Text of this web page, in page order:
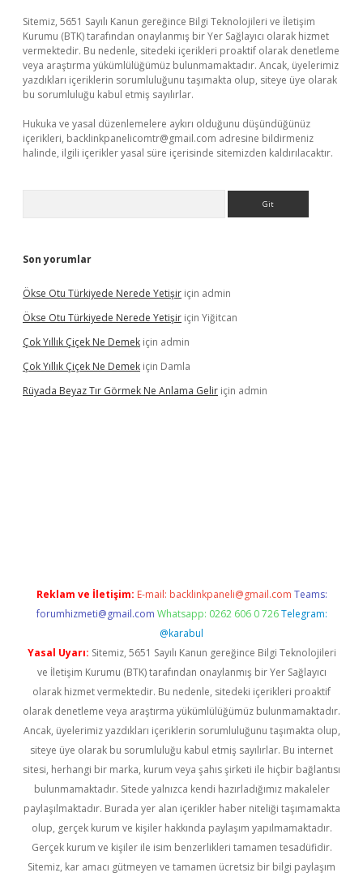
Sitemiz, 5651 Sayılı Kanun gereğince Bilgi Teknolojileri ve İletişim
Kurumu (BTK) tarafından onaylanmış bir Yer Sağlayıcı olarak hizmet
vermektedir. Bu nedenle, sitedeki içerikleri proaktif olarak denetleme
veya araştırma yükümlülüğümüz bulunmamaktadır. Ancak, üyelerimiz
yazdıkları içeriklerin sorumluluğunu taşımakta olup, siteye üye olarak
bu sorumluluğu kabul etmiş sayılırlar.
Hukuka ve yasal düzenlemelere aykırı olduğunu düşündüğünüz
içerikleri, backlinkpanelicomtr@gmail.com adresine bildirmeniz
halinde, ilgili içerikler yasal süre içerisinde sitemizden kaldırılacaktır.
Son yorumlar
Ökse Otu Türkiyede Nerede Yetişir için admin
Ökse Otu Türkiyede Nerede Yetişir için Yiğitcan
Çok Yıllık Çiçek Ne Demek için admin
Çok Yıllık Çiçek Ne Demek için Damla
Rüyada Beyaz Tır Görmek Ne Anlama Gelir için admin
Reklam ve İletişim: E-mail: backlinkpaneli@gmail.com Teams:
forumhizmeti@gmail.com Whatsapp: 0262 606 0 726 Telegram:
@karabul
Yasal Uyarı: Sitemiz, 5651 Sayılı Kanun gereğince Bilgi Teknolojileri
ve İletişim Kurumu (BTK) tarafından onaylanmış bir Yer Sağlayıcı
olarak hizmet vermektedir. Bu nedenle, sitedeki içerikleri proaktif
olarak denetleme veya araştırma yükümlülüğümüz bulunmamaktadır.
Ancak, üyelerimiz yazdıkları içeriklerin sorumluluğunu taşımakta olup,
siteye üye olarak bu sorumluluğu kabul etmiş sayılırlar. Bu internet
sitesi, herhangi bir marka, kurum veya şahıs şirketi ile hiçbir bağlantısı
bulunmamaktadır. Sitede yalnızca kendi hazırladığımız makaleler
paylaşılmaktadır. Burada yer alan içerikler haber niteliği taşımamakta
olup, gerçek kurum ve kişiler hakkında paylaşım yapılmamaktadır.
Gerçek kurum ve kişiler ile isim benzerlikleri tamamen tesadüfidir.
Sitemiz, kar amacı gütmeyen ve tamamen ücretsiz bir bilgi paylaşım